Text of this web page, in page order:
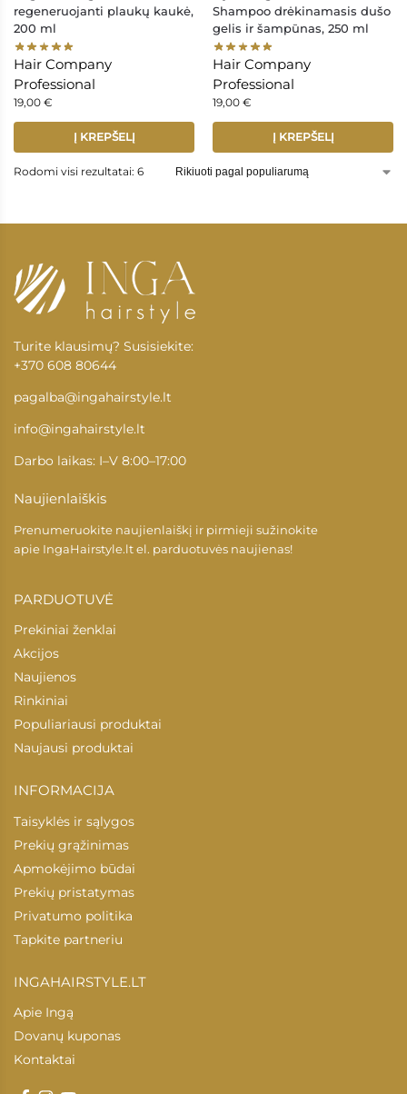
regeneruojanti plaukų kaukė,
200 ml
Hair Company
Professional
19,00 €
Į KREPŠELĮ
Shampoo drėkinamasis dušo
gelis ir šampūnas, 250 ml
Hair Company
Professional
19,00 €
Į KREPŠELĮ
Rodomi visi rezultatai: 6
Turite klausimų? Susisiekite:
+370 608 80644
pagalba@ingahairstyle.lt
info@ingahairstyle.lt
Darbo laikas: I–V 8:00–17:00
Naujienlaiškis
Prenumeruokite naujienlaiškį ir pirmieji sužinokite
apie IngaHairstyle.ltel. parduotuvės naujienas!
PARDUOTUVĖ
Prekiniai ženklai
Akcijos
Naujienos
Rinkiniai
Populiariausi produktai
Naujausi produktai
INFORMACIJA
Taisyklės ir sąlygos
Prekių grąžinimas
Apmokėjimo būdai
Prekių pristatymas
Privatumo politika
Tapkite partneriu
INGAHAIRSTYLE.LT
Apie Ingą
Dovanų kuponas
Kontaktai